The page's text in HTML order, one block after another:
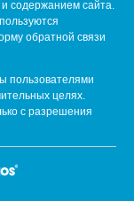
содержанием сайта.
обратной связи
пользователями
целях.
с разрешения